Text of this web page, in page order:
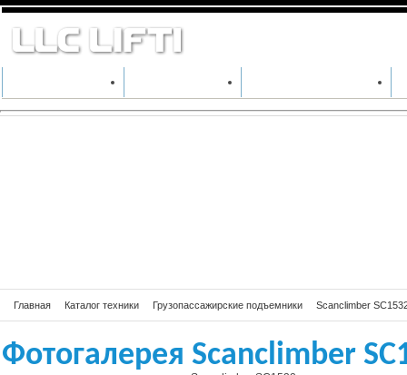
КАТАЛОГ ТЕХНИКИ ПРОИЗВОДИТЕЛИ АРЕНДА СПЕЦТЕХНИКИ
Главная Каталог техники Грузопассажирские подъемники Scanclimber
Фотогалерея Scanclimber